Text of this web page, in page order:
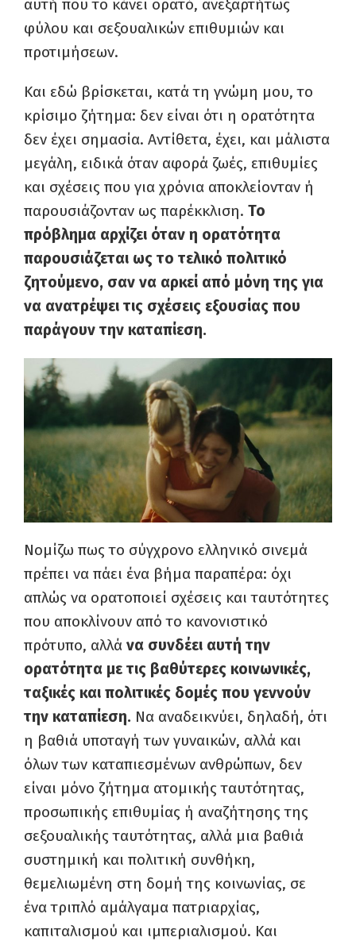
αυτή που το κάνει ορατό, ανεξαρτήτως
φύλου και σεξουαλικών επιθυμιών και
προτιμήσεων.
Και εδώ βρίσκεται, κατά τη γνώμη μου, το
κρίσιμο ζήτημα: δεν είναι ότι η ορατότητα
δεν έχει σημασία. Αντίθετα, έχει, και μάλιστα
μεγάλη, ειδικά όταν αφορά ζωές, επιθυμίες
και σχέσεις που για χρόνια αποκλείονταν ή
παρουσιάζονταν ως παρέκκλιση. Το
πρόβλημα αρχίζει όταν η ορατότητα
παρουσιάζεται ως το τελικό πολιτικό
ζητούμενο, σαν να αρκεί από μόνη της για
να ανατρέψει τις σχέσεις εξουσίας που
παράγουν την καταπίεση.
Νομίζω πως το σύγχρονο ελληνικό σινεμά
πρέπει να πάει ένα βήμα παραπέρα: όχι
απλώς να ορατοποιεί σχέσεις και ταυτότητες
που αποκλίνουν από το κανονιστικό
πρότυπο, αλλά να συνδέει αυτή την
ορατότητα με τις βαθύτερες κοινωνικές,
ταξικές και πολιτικές δομές που γεννούν
την καταπίεση. Να αναδεικνύει, δηλαδή, ότι
η βαθιά υποταγή των γυναικών, αλλά και
όλων των καταπιεσμένων ανθρώπων, δεν
είναι μόνο ζήτημα ατομικής ταυτότητας,
προσωπικής επιθυμίας ή αναζήτησης της
σεξουαλικής ταυτότητας, αλλά μια βαθιά
συστημική και πολιτική συνθήκη,
θεμελιωμένη στη δομή της κοινωνίας, σε
ένα τριπλό αμάλγαμα πατριαρχίας,
καπιταλισμού και ιμπεριαλισμού. Και